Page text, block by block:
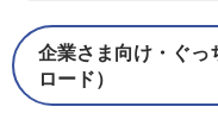
企業さま向け・ぐっ
ロード）